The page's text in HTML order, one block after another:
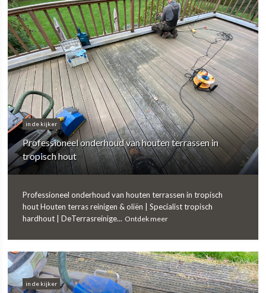
in de kijker
Professioneel onderhoud van houten terrassen in
tropisch hout
Professioneel onderhoud van houten terrassen in tropisch
hout Houten terras reinigen & oliën | Specialist tropisch
hardhout | DeTerrasreinige... Ontdek meer
in de kijker